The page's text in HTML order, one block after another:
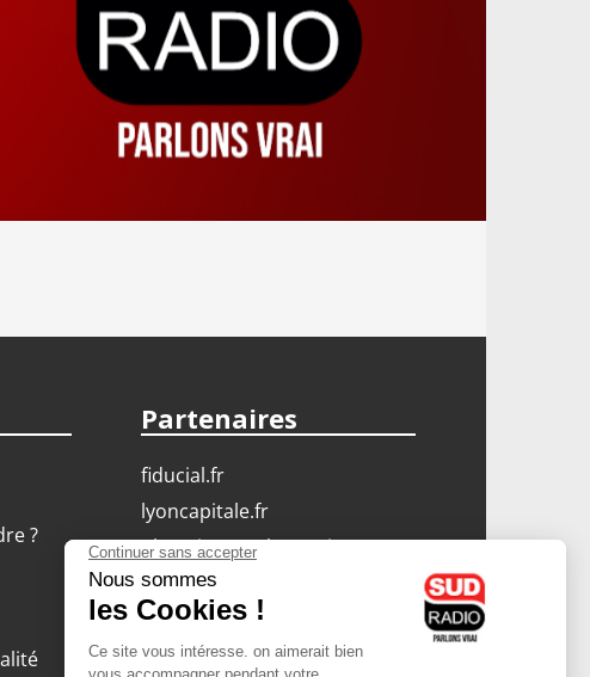
?
Partenaires
fiducial.fr
lyoncapitale.fr
olympique-et-lyonnais.com
L'application Iphone
/ Android